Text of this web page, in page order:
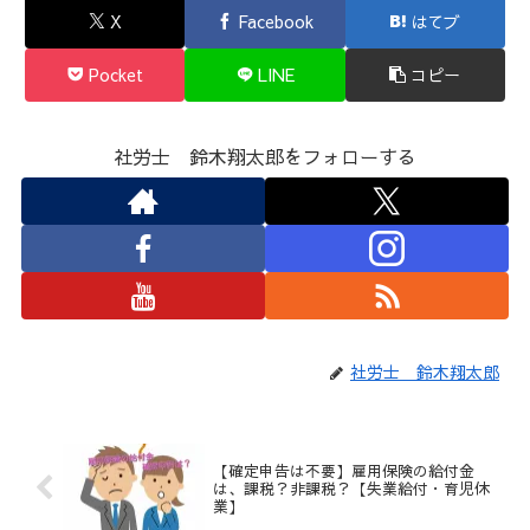
X Facebook はてブ
Pocket LINE コピー
社労士 鈴木翔太郎をフォローする
社労士 鈴木翔太郎
【確定申告は不要】雇用保険の給付金
は、課税？非課税？【失業給付・育児休
業】